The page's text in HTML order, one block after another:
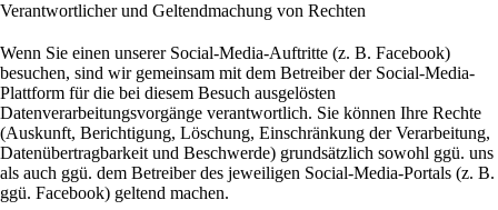
Verantwortlicher und Geltendmachung von Rechten
Wenn Sie einen unserer Social-Media-Auftritte (z. B. Facebook)
besuchen, sind wir gemeinsam mit dem Betreiber der Social-Media-
Plattform für die bei diesem Besuch ausgelösten
Datenverarbeitungsvorgänge verantwortlich. Sie können Ihre Rechte
(Auskunft, Berichtigung, Löschung, Einschränkung der Verarbeitung,
Datenübertragbarkeit und Beschwerde) grundsätzlich sowohl ggü. uns
als auch ggü. dem Betreiber des jeweiligen Social-Media-Portals (z. B.
ggü. Facebook) geltend machen.